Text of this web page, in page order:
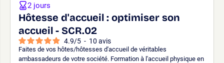
Hôtesse d'accueil : optimiser son
accueil - SCR.02
4.9/5 - 10 avis
Faites de vos hôtes/hôtesses d'accueil de véritables
ambassadeurs de votre société. Formation à l'accueil physique en
2 jours